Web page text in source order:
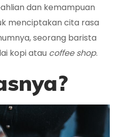
dan kemampuan
menciptakan cita rasa
seorang barista
kopi atau coffee shop.